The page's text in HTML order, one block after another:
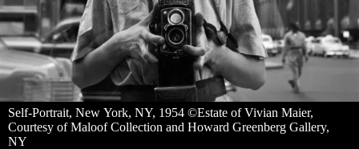
Self-Portrait, New York, NY, 1954 ©Estate of Vivian Maier,
Courtesy of Maloof Collection and Howard Greenberg Gallery,
NY